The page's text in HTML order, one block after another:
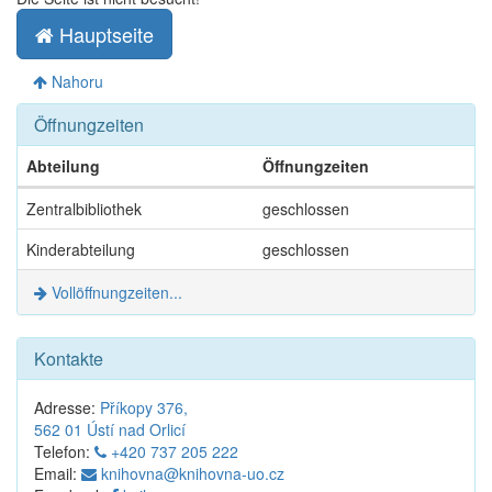
Hauptseite
Nahoru
Öffnungzeiten
Öffnungzeiten
Abteilung
Öffnungzeiten
Zentralbibliothek
geschlossen
Kinderabteilung
geschlossen
Vollöffnungzeiten...
Kontakte
Adresse: Příkopy 376,
562 01 Ústí nad Orlicí
Telefon:
+420 737 205 222
Email:
knihovna@knihovna-uo.cz